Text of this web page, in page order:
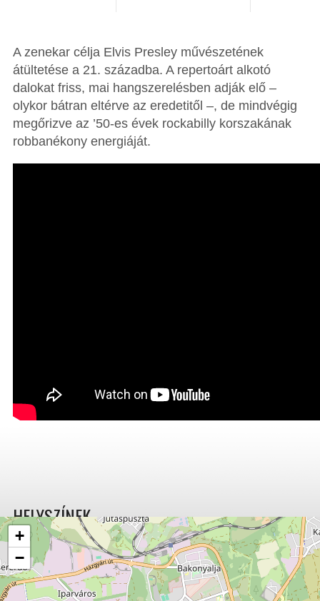
A zenekar célja Elvis Presley művészetének
átültetése a 21. századba. A repertoárt alkotó
dalokat friss, mai hangszerelésben adják elő –
olykor bátran eltérve az eredetitől –, de mindvégig
megőrizve az ’50-es évek rockabilly korszakának
robbanékony energiáját.
+
−
HELYSZÍNEK